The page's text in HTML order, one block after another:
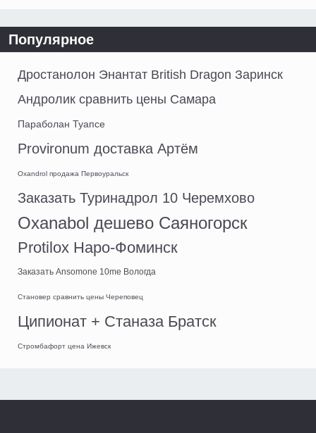
Популярное
Дростанолон Энантат British Dragon Заринск
Андролик сравнить цены Самара
Параболан Туапсе
Provironum доставка Артём
Oxandrol продажа Первоуральск
Заказать Туринадрол 10 Черемхово
Oxanabol дешево Саяногорск
Protilox Наро-Фоминск
Заказать Ansomone 10me Вологда
Становер сравнить цены Череповец
Ципионат + Станаза Братск
Стромбафорт цена Ижевск